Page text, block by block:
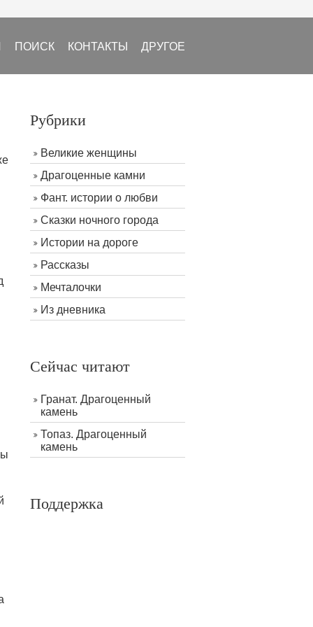
ПОИСК КОНТАКТЫ ДРУГОЕ
Рубрики
Великие женщины
Драгоценные камни
Фант. истории о любви
Сказки ночного города
Истории на дороге
Рассказы
Мечталочки
Из дневника
Сейчас читают
Гранат. Драгоценный
камень
Топаз. Драгоценный
камень
Поддержка